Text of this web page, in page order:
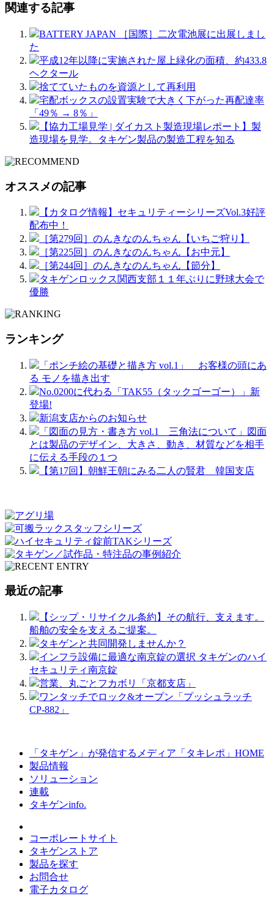
関連する記事
BATTERY JAPAN ［国際］二次電池展に出展しまし
た
平成12年以降に実施された屋上緑化の面積、約433.8
ヘクタール
捨てていたものを資源として再利用
宅配ボックスの設置実験で大きく下がった再配達率
「49％ → 8％」
【協力工場見学 | ダイカスト製造現場レポート】製
造現場を見学。タキゲン製品の製造工程を知る
オススメの記事
【カタログ情報】セキュリティーシリーズVol.3好評
配布中！
［第279回］のんきなのんちゃん【いちご狩り】
［第225回］のんきなのんちゃん【お中元】
［第244回］のんきなのんちゃん【節分】
タキゲンロックス関西支部１１年ぶりに野球大会で
優勝
ランキング
「ポンチ絵の基礎と描き方 vol.1」 お客様の頭にあ
る モノを描き出す
No.0200に代わる「TAK55（タックゴーゴー）」新
登場!
新潟支店からのお知らせ
「図面の見方・書き方 vol.1 三角法について」図面
とは製品のデザイン、大きさ、動き、材質などを相手
に伝える手段の１つ
【第17回】朝鮮王朝にみる二人の賢君 韓国支店
最近の記事
【シップ・リサイクル条約】その航行、支えます。
船舶の安全を支えるご提案。
タキゲンと共同開発しませんか？
インフラ設備に最適な南京錠の選択 タキゲンのハイ
セキュリティ南京錠
営業、丸ごとフカボリ「京都支店」
ワンタッチでロック&オープン「プッシュラッチ
CP-882」
「タキゲン」が発信するメディア「タキレポ」HOME
製品情報
ソリューション
連載
タキゲンinfo.
コーポレートサイト
タキゲンストア
製品を探す
お問合せ
電子カタログ